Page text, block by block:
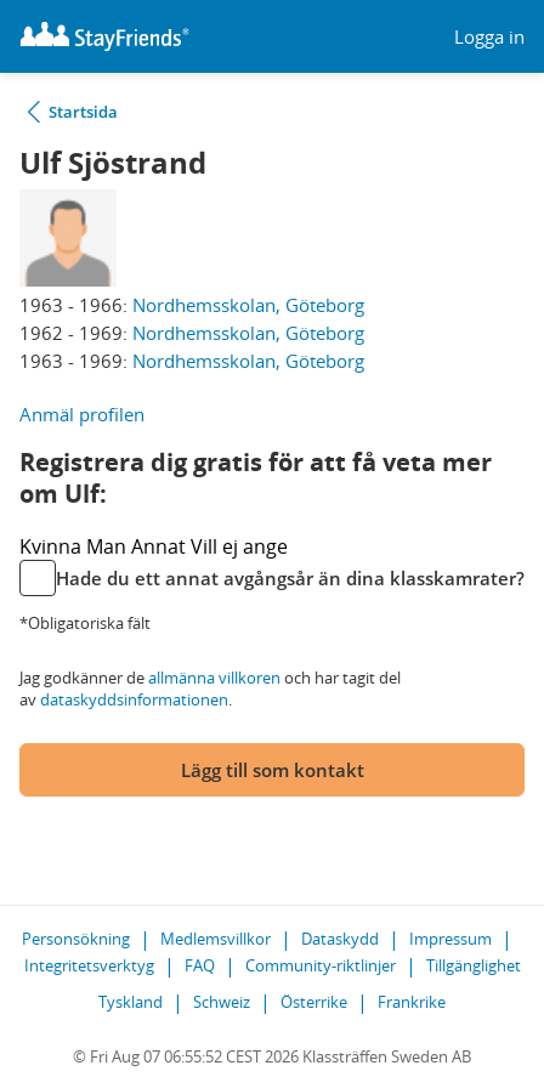
Logga in
Startsida
Ulf Sjöstrand
1963 - 1966: Nordhemsskolan, Göteborg
1962 - 1969: Nordhemsskolan, Göteborg
1963 - 1969: Nordhemsskolan, Göteborg
Anmäl profilen
Registrera dig gratis för att få veta mer
om Ulf:
Kvinna Man AnnatVill ej ange
Hade du ett annat avgångsår än dina klasskamrater?
*Obligatoriska fält
Jag godkänner deallmänna villkoren och har tagit del
avdataskyddsinformationen.
Lägg till som kontakt
Personsökning Medlemsvillkor Dataskydd
Impressum
Integritetsverktyg
FAQ Community-riktlinjer
Tillgänglighet
Tyskland
Schweiz Österrike Frankrike
© Fri Aug 07 06:55:52 CEST 2026 Klassträffen Sweden AB